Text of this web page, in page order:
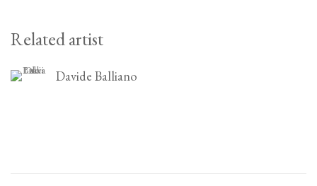
Related artist
Davide Balliano